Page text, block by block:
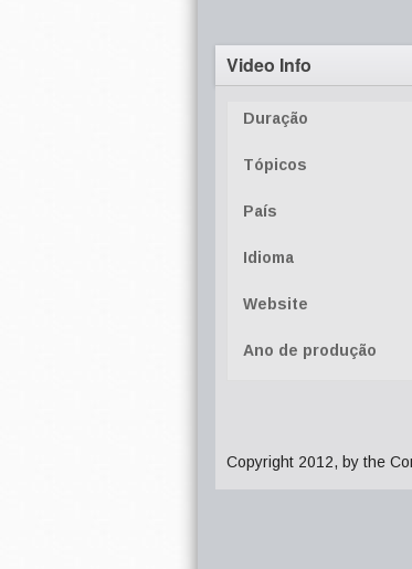
Video Info
Duração
Tópicos
País
Idioma
Website
Ano de produção
Copyright 2012, by the